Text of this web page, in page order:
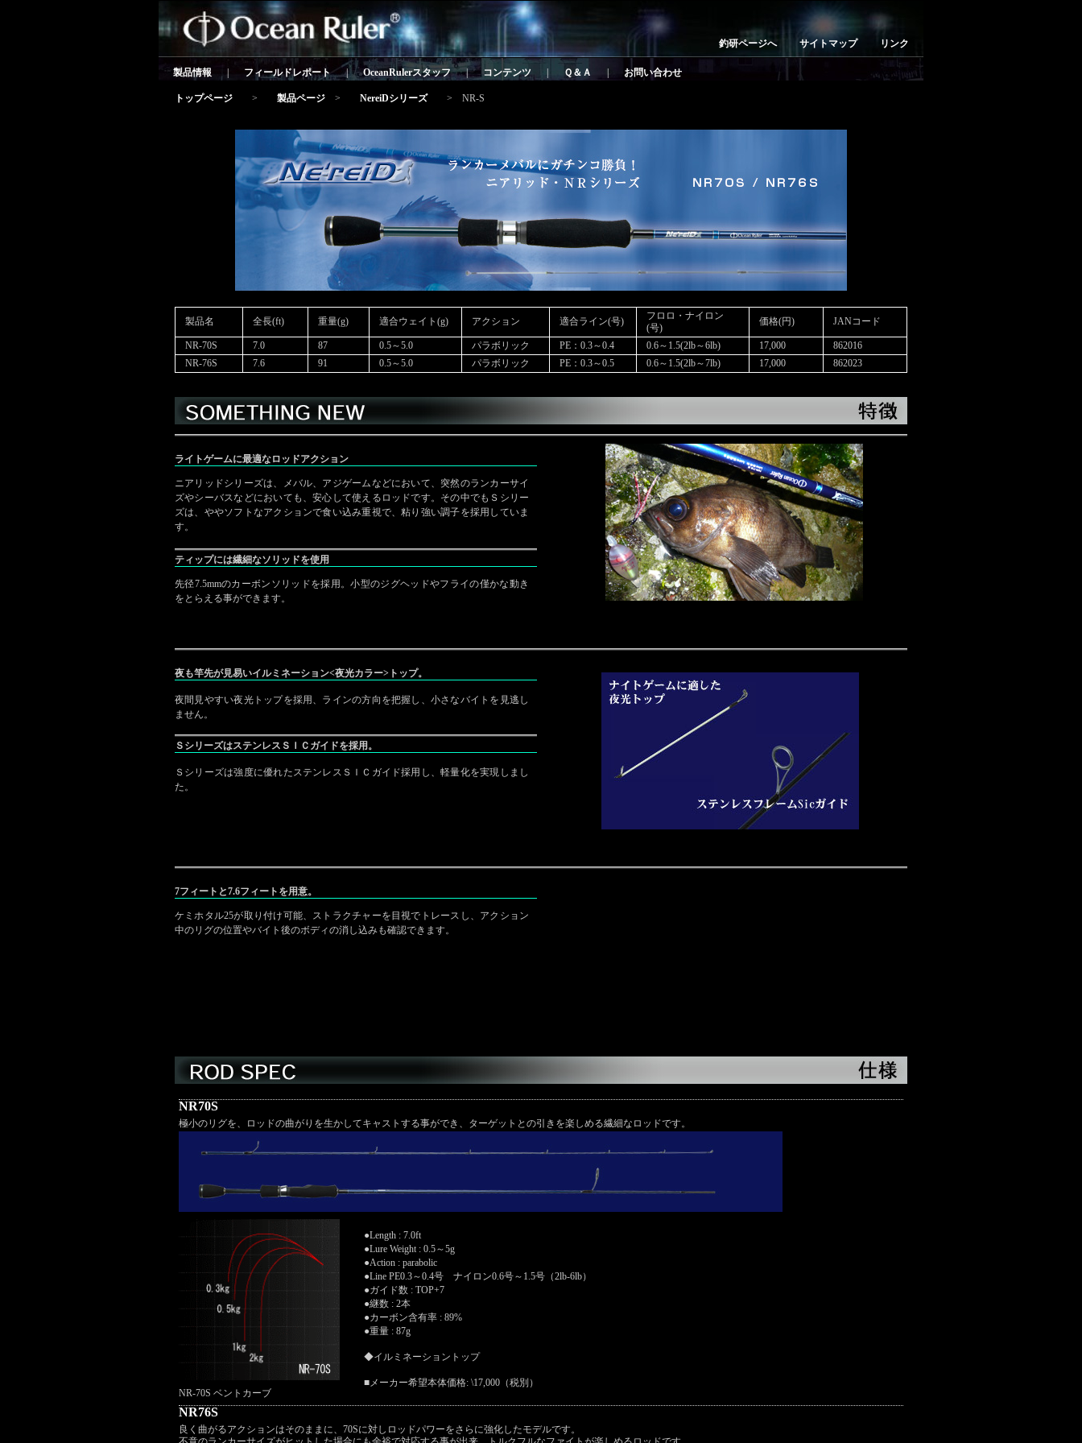
釣研ページへ サイトマップ リンク
製品情報 | フィールドレポート | OceanRulerスタッフ | コンテンツ Ｑ＆Ａ お問い合わせ
トップページ > 製品ページ > NereiDシリーズ> NR-S
製品名 全長(ft) 重量(g) 適合ウェイト(g) アクション 適合ライン(号)
フロロ・ナイロン
(号)
価格(円) JANコード
NR-70S 7.0 87 0.5～5.0 パラボリック PE：0.3～0.4 0.6～1.5(2lb～6lb) 17,000
862016
NR-76S
7.6 91 0.5～5.0 パラボリック PE：0.3～0.5 0.6～1.5(2lb～7lb) 17,000 862023
ライトゲームに最適なロッドアクション
ニアリッドシリーズは、メバル、アジゲームなどにおいて、突然のランカーサイ
ズやシーバスなどにおいても、安心して使えるロッドです。その中でもＳシリー
ズは、ややソフトなアクションで食い込み重視で、粘り強い調子を採用していま
す。
ティップには繊細なソリッドを使用
先径7.5mmのカーボンソリッドを採用。小型のジグヘッドやフライの僅かな動き
をとらえる事ができます。
夜も竿先が見易いイルミネーション<夜光カラー>トップ。
夜間見やすい夜光トップを採用、ラインの方向を把握し、小さなバイトを見逃し
ません。
ＳシリーズはステンレスＳＩＣガイドを採用。
Ｓシリーズは強度に優れたステンレスＳＩＣガイド採用し、軽量化を実現しまし
た。
7フィートと7.6フィートを用意。
ケミホタル25が取り付け可能、ストラクチャーを目視でトレースし、アクション
中のリグの位置やバイト後のボディの消し込みも確認できます。
NR70S
極小のリグを、ロッドの曲がりを生かしてキャストする事ができ、ターゲットとの引きを楽しめる繊細なロッドです。
●Length : 7.0ft
●Lure Weight : 0.5～5g
●Action : parabolic
●Line PE0.3～0.4号 ナイロン0.6号～1.5号（2lb-6lb）
●ガイド数 : TOP+7
●継数 : 2本
●カーボン含有率 : 89%
●重量 : 87g
◆イルミネーショントップ
■メーカー希望本体価格: \17,000（税別）
NR-70S ベントカーブ
NR76S
良く曲がるアクションはそのままに、70Sに対しロッドパワーをさらに強化したモデルです。